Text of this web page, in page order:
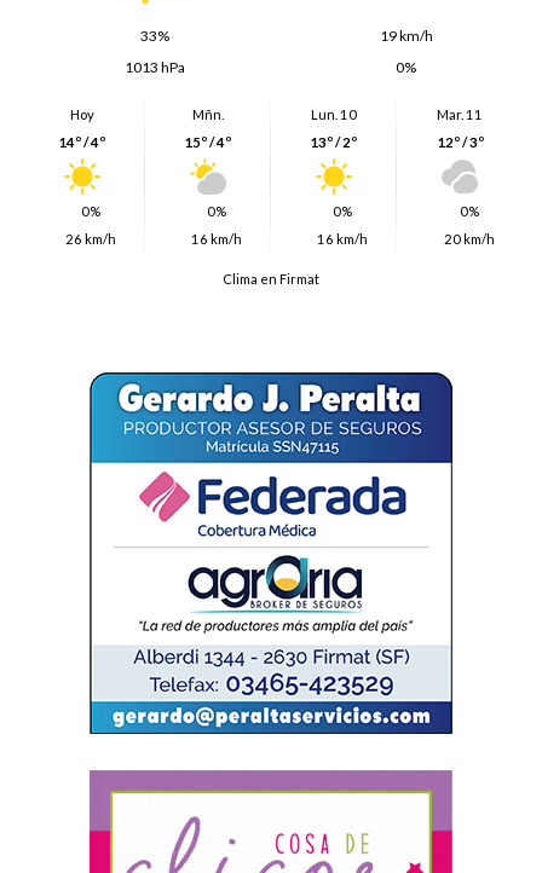
33%
19 km/h
1013 hPa
0%
Hoy
14º / 4º
0%
26 km/h
Mñn.
15º / 4º
0%
16 km/h
Lun. 10
13º / 2º
0%
16 km/h
Mar. 11
12º / 3º
0%
20 km/h
Clima en Firmat